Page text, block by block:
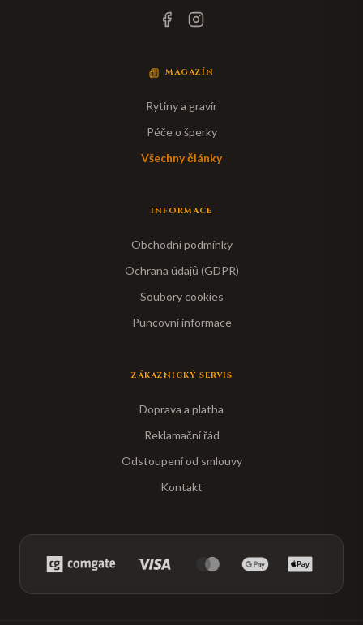
MAGAZÍN
Rytiny a gravír
Péče o šperky
Všechny články
INFORMACE
Obchodní podmínky
Ochrana údajů (GDPR)
Soubory cookies
Puncovní informace
ZÁKAZNICKÝ SERVIS
Doprava a platba
Reklamační řád
Odstoupení od smlouvy
Kontakt